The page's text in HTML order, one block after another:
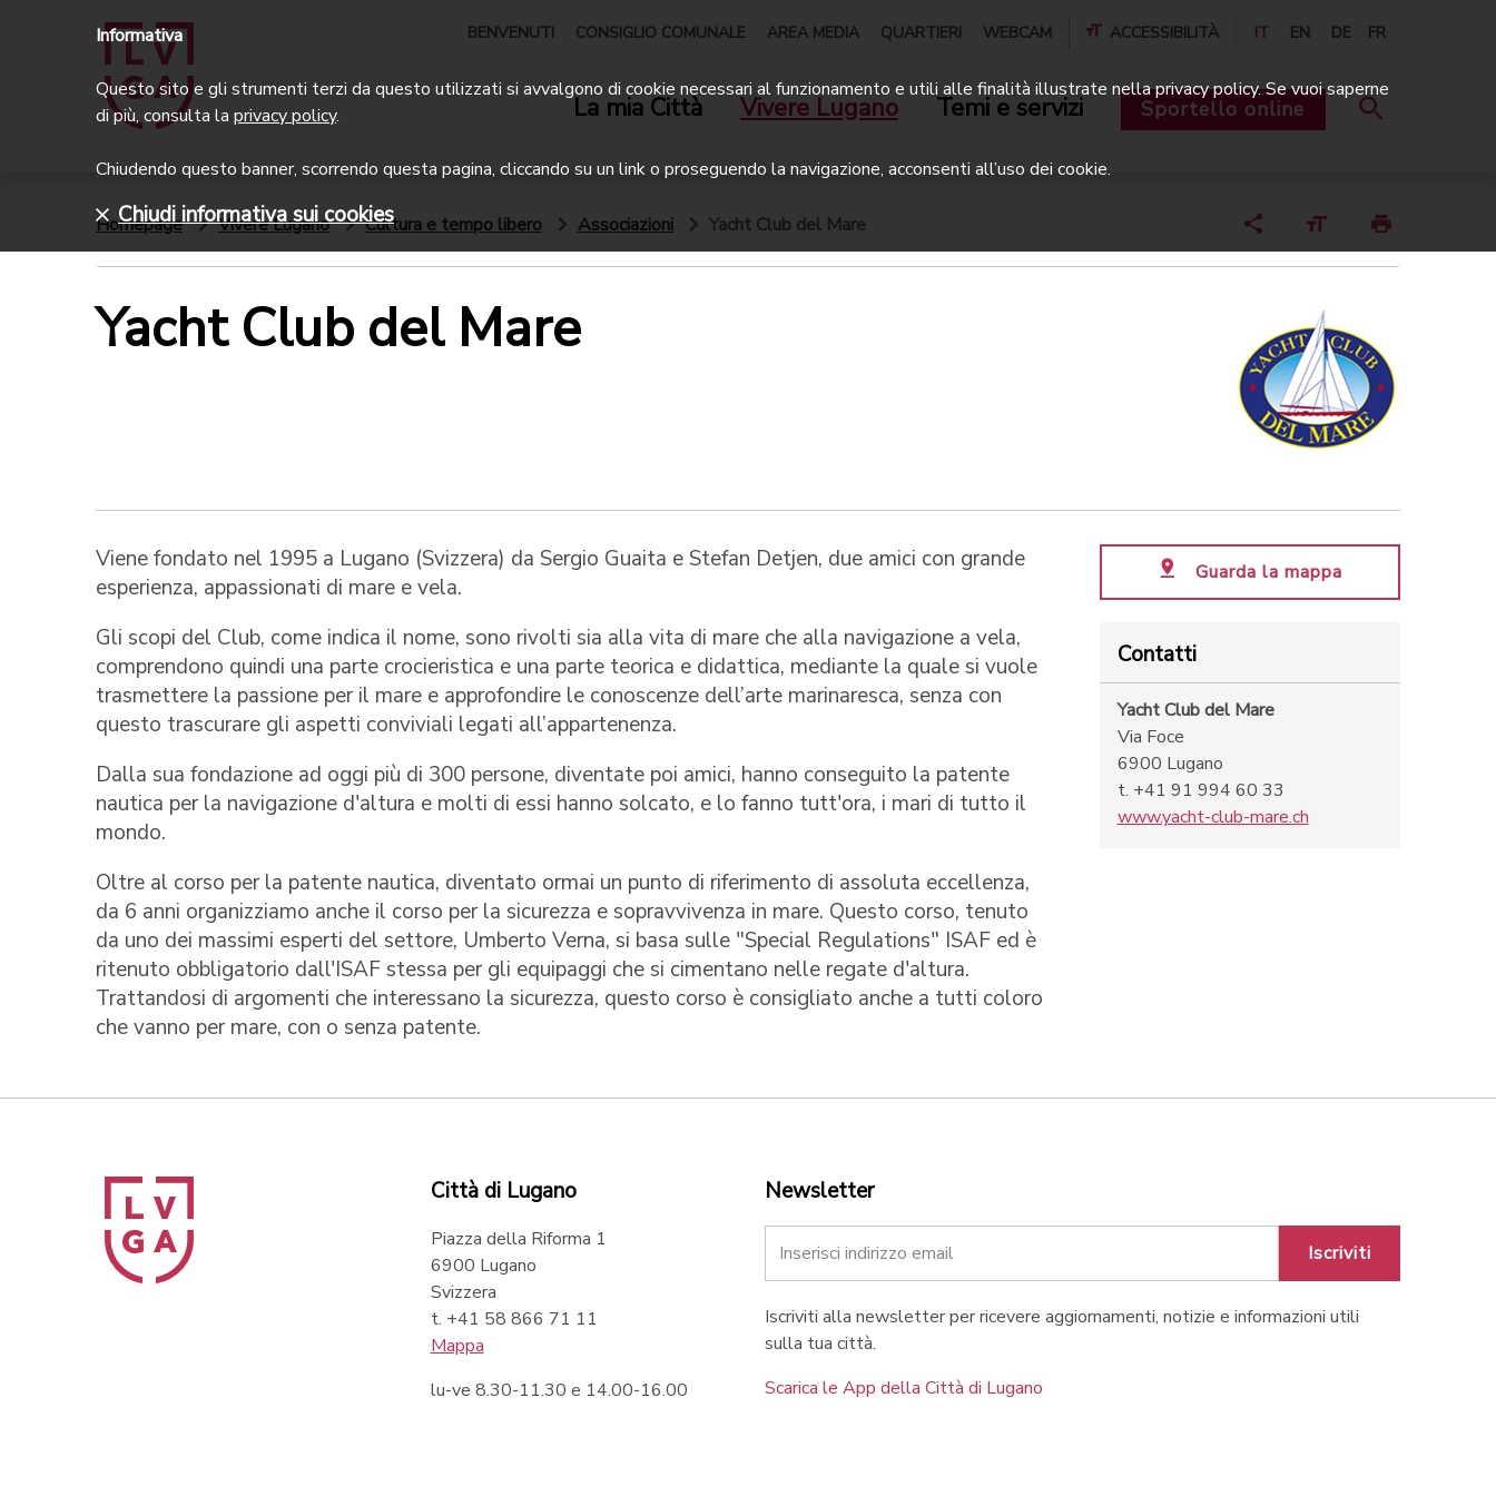
BENVENUTI CONSIGLIO COMUNALE AREA MEDIA QUARTIERI WEBCAM ACCESSIBILITÀ IT EN DE FR
La mia Città Vivere Lugano Temi e servizi Sportello online
Homepage Vivere Lugano Cultura e tempo libero Associazioni Yacht Club del Mare
Yacht Club del Mare
Viene fondato nel 1995 a Lugano (Svizzera) da Sergio Guaita e Stefan Detjen, due amici con grande
esperienza, appassionati di mare e vela.
Gli scopi del Club, come indica il nome, sono rivolti sia alla vita di mare che alla navigazione a vela,
comprendono quindi una parte crocieristica e una parte teorica e didattica, mediante la quale si vuole
trasmettere la passione per il mare e approfondire le conoscenze dell’arte marinaresca, senza con
questo trascurare gli aspetti conviviali legati all’appartenenza.
Dalla sua fondazione ad oggi più di 300 persone, diventate poi amici, hanno conseguito la patente
nautica per la navigazione d'altura e molti di essi hanno solcato, e lo fanno tutt'ora, i mari di tutto il
mondo.
Oltre al corso per la patente nautica, diventato ormai un punto di riferimento di assoluta eccellenza,
da 6 anni organizziamo anche il corso per la sicurezza e sopravvivenza in mare. Questo corso, tenuto
da uno dei massimi esperti del settore, Umberto Verna, si basa sulle "Special Regulations" ISAF ed è
ritenuto obbligatorio dall'ISAF stessa per gli equipaggi che si cimentano nelle regate d'altura.
Trattandosi di argomenti che interessano la sicurezza, questo corso è consigliato anche a tutti coloro
che vanno per mare, con o senza patente.
Guarda la mappa
Contatti
Yacht Club del Mare
Via Foce
6900 Lugano
t. +41 91 994 60 33
www.yacht-club-mare.ch
Città di Lugano
Piazza della Riforma 1
6900 Lugano
Svizzera
t. +41 58 866 71 11
Mappa
lu-ve 8.30-11.30 e 14.00-16.00
Newsletter
Iscriviti
Iscriviti alla newsletter per ricevere aggiornamenti, notizie e informazioni utili
sulla tua città.
Scarica le App della Città di Lugano
Informativa
Questo sito e gli strumenti terzi da questo utilizzati si avvalgono di cookie necessari al funzionamento e utili alle finalità illustrate nella privacy policy. Se vuoi saperne
di più, consulta la privacy policy.
Chiudendo questo banner, scorrendo questa pagina, cliccando su un link o proseguendo la navigazione, acconsenti all’uso dei cookie.
Chiudi informativa sui cookies